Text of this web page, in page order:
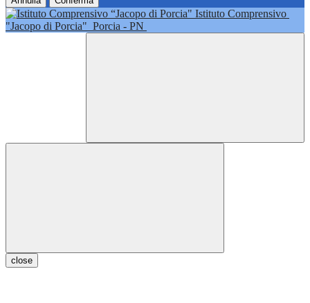
Istituto Comprensivo
"Jacopo di Porcia" Porcia - PN
close